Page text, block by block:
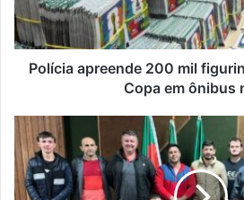
Copa
em
ônibus
Polícia apreende 200 mil
Copa em ônibus
Municipal
de
Veteranos
de